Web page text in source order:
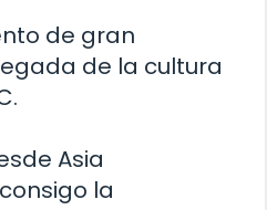
de gran
de la cultura
Asia
la